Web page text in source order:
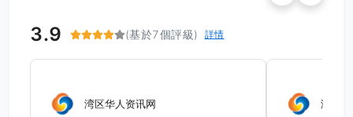
3.9 (基於7個評級) 詳情
湾区华人资讯网 湾区